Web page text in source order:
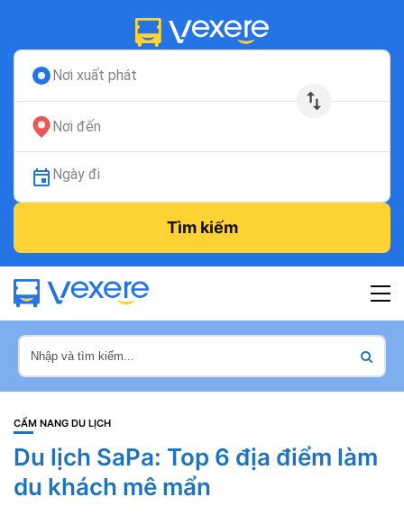
Nơi xuất phát
Nơi đến
Ngày đi
Tìm kiếm
CẨM NANG DU LỊCH
Du lịch SaPa: Top 6 địa điểm làm
du khách mê mẩn